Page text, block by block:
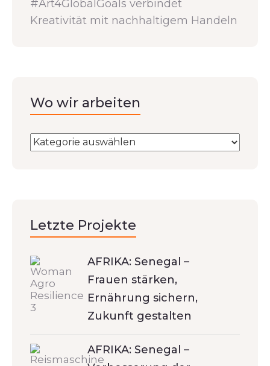
#Art4GlobalGoals verbindet
Kreativität mit nachhaltigem Handeln
Wo wir arbeiten
Letzte Projekte
AFRIKA: Senegal –
Frauen stärken,
Ernährung sichern,
Zukunft gestalten
AFRIKA: Senegal –